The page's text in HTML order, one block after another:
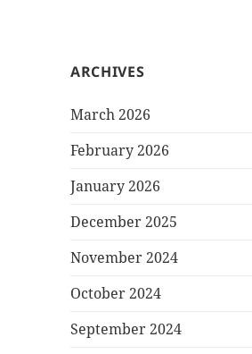
ARCHIVES
March 2026
February 2026
January 2026
December 2025
November 2024
October 2024
September 2024